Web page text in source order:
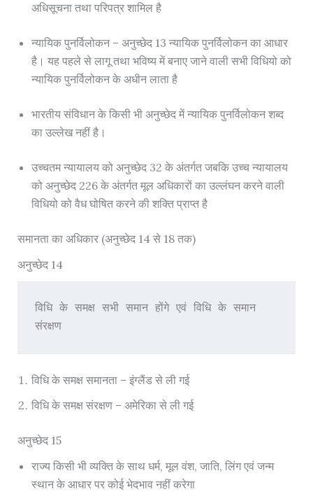
अधिसूचना तथा परिपत्र शामिल है
न्यायिक पुनर्विलोकन – अनुच्छेद 13 न्यायिक पुनर्विलोकन का आधार
है। यह पहले से लागू तथा भविष्य में बनाए जाने वाली सभी विधियो को
न्यायिक पुनर्विलोकन के अधीन लाता है
भारतीय संविधान के किसी भी अनुच्छेद में न्यायिक पुनर्विलोकन शब्द
का उल्लेख नहीं है।
उच्चतम न्यायालय को अनुच्छेद 32 के अंतर्गत जबकि उच्च न्यायालय
को अनुच्छेद 226 के अंतर्गत मूल अधिकारों का उल्लंघन करने वाली
विधियो को वैध घोषित करने की शक्ति प्राप्त है
समानता का अधिकार (अनुच्छेद 14 से 18 तक)
अनुच्छेद 14
विधि के समक्ष सभी समान होंगे एवं विधि के समान
संरक्षण
विधि के समक्ष समानता – इंग्लैंड से ली गई
विधि के समक्ष संरक्षण – अमेरिका से ली गई
अनुच्छेद 15
राज्य किसी भी व्यक्ति के साथ धर्म, मूल वंश, जाति, लिंग एवं जन्म
स्थान के आधार पर कोई भेदभाव नहीं करेगा